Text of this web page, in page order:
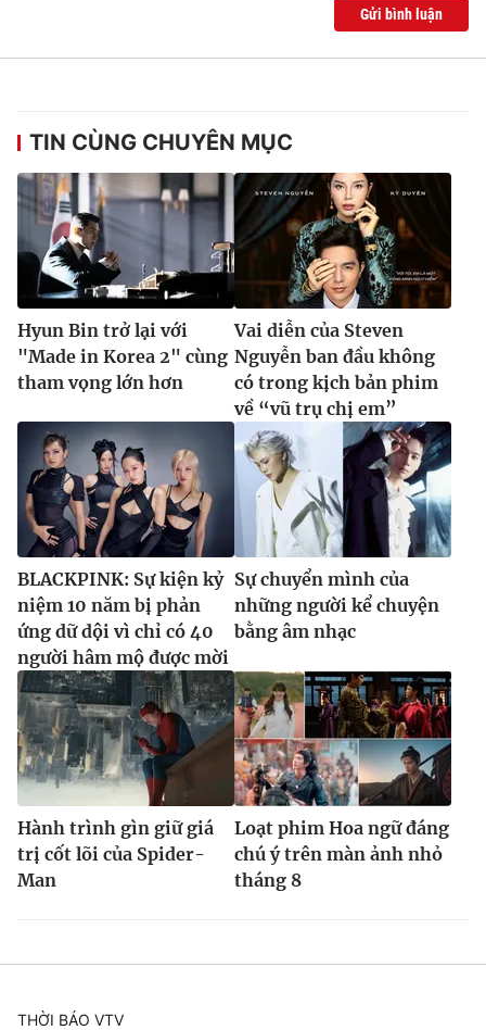
Gửi bình luận
TIN CÙNG CHUYÊN MỤC
Hyun Bin trở lại với
"Made in Korea 2" cùng
tham vọng lớn hơn
Vai diễn của Steven
Nguyễn ban đầu không
có trong kịch bản phim
về “vũ trụ chị em”
BLACKPINK: Sự kiện kỷ
niệm 10 năm bị phản
ứng dữ dội vì chỉ có 40
người hâm mộ được mời
Sự chuyển mình của
những người kể chuyện
bằng âm nhạc
Hành trình gìn giữ giá
trị cốt lõi của Spider-
Man
Loạt phim Hoa ngữ đáng
chú ý trên màn ảnh nhỏ
tháng 8
THỜI BÁO VTV